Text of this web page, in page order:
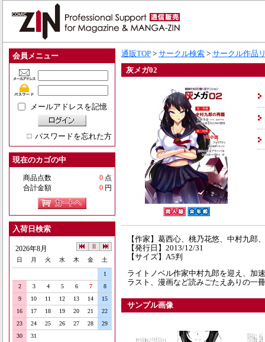
会員メニュー
メールアドレスを記憶
パスワードを忘れた方
現在のカゴの中
商品点数 0 点
合計金額
0 円
入荷日検索
2026年8月
日 月 火 水 木 金 土
1
2
3 4 5 6 7
8
9
10 11 12 13 14
15
16
17 18 19 20 21
22
23
24 25 26 27 28
29
30
31
通販TOP > サークル検索 > サークル作品
灰メガ02
【作家】葛西心、桃乃花悠、中村九郎
【発行日】2013/12/31
【サイズ】A5判
ライトノベル作家中村九郎を迎え、
ラスト、漫画など読みごたえありの一
サンプル画像